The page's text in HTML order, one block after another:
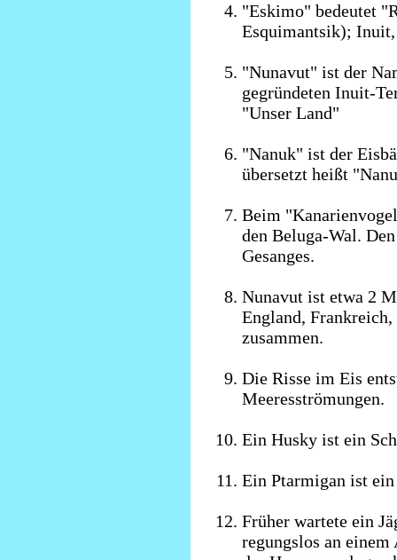
"Eskimo" bedeutet
Esquimantsik);
"Nunavut" ist der
gegründeten Inuit-
"Unser Land"
"Nanuk" ist der
übersetzt heißt
Beim
den Beluga-Wal.
Gesanges.
Nunavut ist etwa 2
England,
zusammen.
Die Risse im Eis
Meeresströmungen.
Ein Husky ist ein
Ein Ptarmigan ist
Früher wartete ein
regungslos an